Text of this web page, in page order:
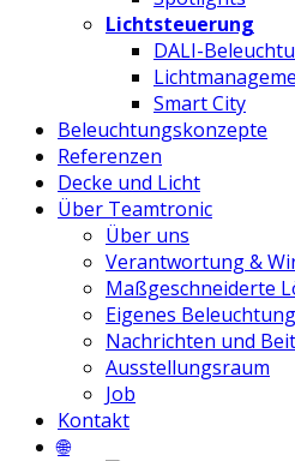
Lichtsteuerung
DALI-
Smart City
Beleuchtungskonzepte
Referenzen
Decke und Licht
Über Teamtronic
Über uns
Verantwortung &
Maßgeschneiderte
Eigenes
Nachrichten und
Ausstellungsraum
Job
Kontakt
🌐